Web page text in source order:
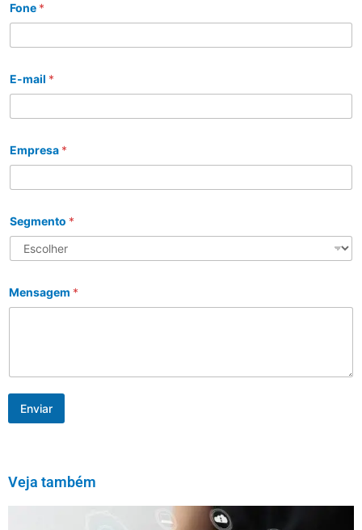
Fone *
E-mail *
Empresa *
Segmento *
Mensagem *
Enviar
Veja também